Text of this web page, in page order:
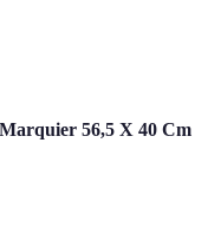
56,5 X 40 Cm